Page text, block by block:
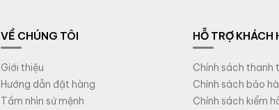
VỀ CHÚNG TÔI
Giới thiệu
Hướng dẫn đặt hàng
Tầm nhìn sứ mệnh
HỖ TRỢ KHÁCH
Chính sách thanh
Chính sách bảo
Chính sách kiểm